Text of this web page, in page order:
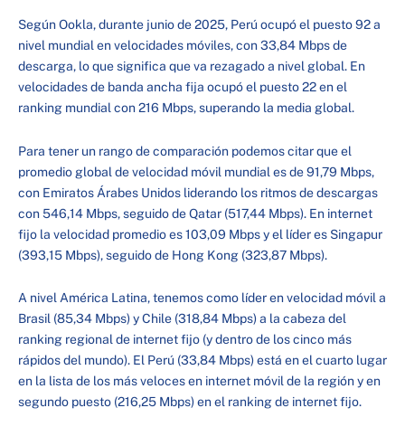
Según Ookla, durante junio de 2025, Perú ocupó el puesto 92 a
nivel mundial en velocidades móviles, con 33,84 Mbps de
descarga, lo que significa que va rezagado a nivel global. En
velocidades de banda ancha fija ocupó el puesto 22 en el
ranking mundial con 216 Mbps, superando la media global.
Para tener un rango de comparación podemos citar que el
promedio global de velocidad móvil mundial es de 91,79 Mbps,
con Emiratos Árabes Unidos liderando los ritmos de descargas
con 546,14 Mbps, seguido de Qatar (517,44 Mbps). En internet
fijo la velocidad promedio es 103,09 Mbps y el líder es Singapur
(393,15 Mbps), seguido de Hong Kong (323,87 Mbps).
A nivel América Latina, tenemos como líder en velocidad móvil a
Brasil (85,34 Mbps) y Chile (318,84 Mbps) a la cabeza del
ranking regional de internet fijo (y dentro de los cinco más
rápidos del mundo). El Perú (33,84 Mbps) está en el cuarto lugar
en la lista de los más veloces en internet móvil de la región y en
segundo puesto (216,25 Mbps) en el ranking de internet fijo.